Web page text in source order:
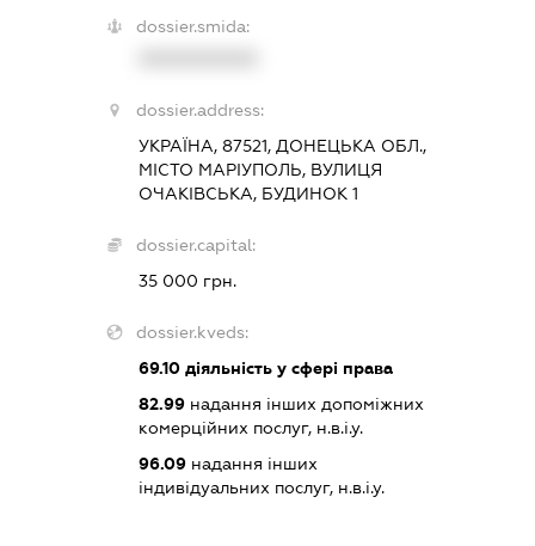
dossier.smida:
dossier.address:
УКРАЇНА, 87521, ДОНЕЦЬКА ОБЛ.,
МІСТО МАРІУПОЛЬ, ВУЛИЦЯ
ОЧАКІВСЬКА, БУДИНОК 1
dossier.capital:
35 000 грн.
dossier.kveds:
69.10 діяльність у сфері права
82.99 надання інших допоміжних
комерційних послуг, н.в.і.у.
96.09 надання інших
індивідуальних послуг, н.в.і.у.